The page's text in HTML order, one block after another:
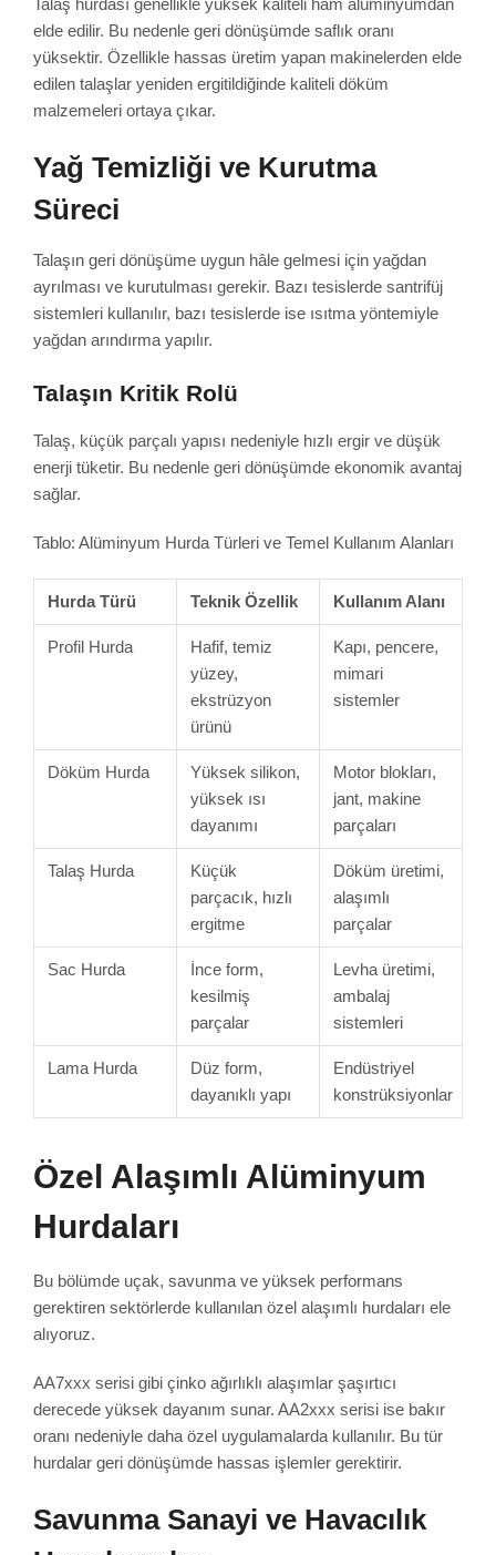
Talaş hurdası genellikle yüksek kaliteli ham alüminyumdan
elde edilir. Bu nedenle geri dönüşümde saflık oranı
yüksektir. Özellikle hassas üretim yapan makinelerden elde
edilen talaşlar yeniden ergitildiğinde kaliteli döküm
malzemeleri ortaya çıkar.
Yağ Temizliği ve Kurutma
Süreci
Talaşın geri dönüşüme uygun hâle gelmesi için yağdan
ayrılması ve kurutulması gerekir. Bazı tesislerde santrifüj
sistemleri kullanılır, bazı tesislerde ise ısıtma yöntemiyle
yağdan arındırma yapılır.
Talaşın Kritik Rolü
Talaş, küçük parçalı yapısı nedeniyle hızlı ergir ve düşük
enerji tüketir. Bu nedenle geri dönüşümde ekonomik avantaj
sağlar.
Tablo: Alüminyum Hurda Türleri ve Temel Kullanım Alanları
Hurda Türü Teknik Özellik Kullanım Alanı
Profil Hurda
Hafif, temiz
yüzey,
ekstrüzyon
ürünü
Kapı, pencere,
mimari
sistemler
Döküm Hurda
Yüksek silikon,
yüksek ısı
dayanımı
Motor blokları,
jant, makine
parçaları
Talaş Hurda
Küçük
parçacık, hızlı
ergitme
Döküm üretimi,
alaşımlı
parçalar
Sac Hurda
İnce form,
kesilmiş
parçalar
Levha üretimi,
ambalaj
sistemleri
Lama Hurda
Düz form,
dayanıklı yapı
Endüstriyel
konstrüksiyonlar
Özel Alaşımlı Alüminyum
Hurdaları
Bu bölümde uçak, savunma ve yüksek performans
gerektiren sektörlerde kullanılan özel alaşımlı hurdaları ele
alıyoruz.
AA7xxx serisi gibi çinko ağırlıklı alaşımlar şaşırtıcı
derecede yüksek dayanım sunar. AA2xxx serisi ise bakır
oranı nedeniyle daha özel uygulamalarda kullanılır. Bu tür
hurdalar geri dönüşümde hassas işlemler gerektirir.
Savunma Sanayi ve Havacılık